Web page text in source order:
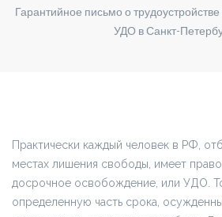
Гарантийное письмо о
УДО в Санкт-
Практически каждый человек в РФ,
местах лишения свободы, имеет
досрочное освобождение, или УДО.
определенную часть срока,